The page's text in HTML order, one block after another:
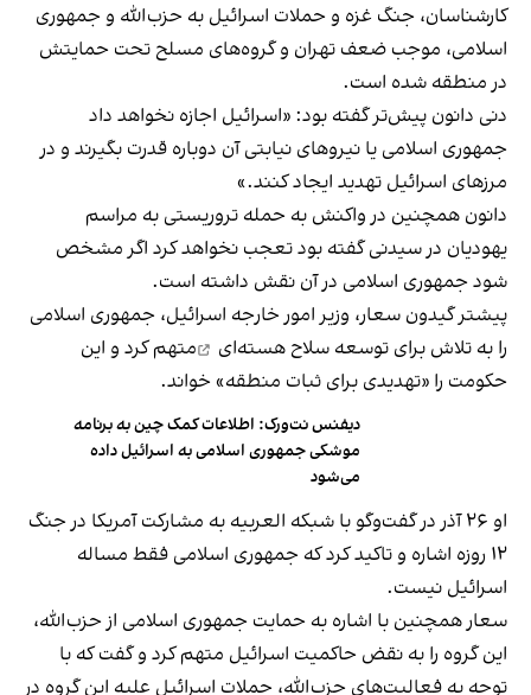
کارشناسان، جنگ غزه و حملات اسرائیل به حزب‌‌الله و جمهوری
اسلامی، موجب ضعف تهران و گروه‌های مسلح تحت حمایتش
در منطقه شده است.
دنی دانون پیش‌تر گفته بود: «اسرائیل اجازه نخواهد داد
جمهوری اسلامی یا نیروهای نیابتی آن دوباره قدرت بگیرند و در
مرزهای اسرائیل تهدید ایجاد کنند.»
دانون همچنین در واکنش به حمله تروریستی به مراسم
یهودیان در سیدنی گفته بود تعجب نخواهد کرد اگر مشخص
شود جمهوری اسلامی در آن نقش داشته است.
پیشتر گیدون سعار، وزیر امور خارجه اسرائیل، جمهوری اسلامی
را به تلاش برای توسعه سلاح هسته‌ای
متهم کرد و این
حکومت را «تهدیدی برای ثبات منطقه» خواند.
دیفنس نت‌ورک: اطلاعات کمک چین به برنامه
موشکی جمهوری اسلامی به اسرائیل داده
می‌شود
او ۲۶ آذر در گفت‌وگو با شبکه العربیه به مشارکت آمریکا در جنگ
۱۲ روزه اشاره و تاکید کرد که جمهوری اسلامی فقط مساله
اسرائیل نیست.
سعار همچنین با اشاره به حمایت جمهوری اسلامی از حزب‌الله،
این گروه را به نقض حاکمیت اسرائیل متهم کرد و گفت که با
توجه به فعالیت‌های حزب‌الله، حملات اسرائیل علیه این گروه در